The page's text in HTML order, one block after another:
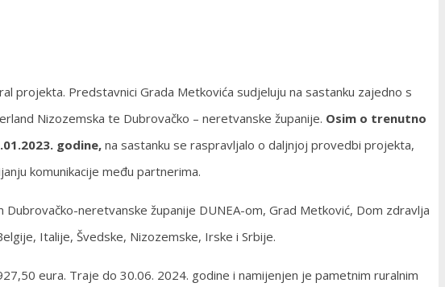
projekta. Predstavnici Grada Metkovića sudjeluju na sastanku zajedno s
Nizozemska te Dubrovačko – neretvanske županije. Osim o trenutno
godine,na sastanku se raspravljalo o daljnjoj provedbi projekta,
komunikacije među partnerima.
neretvanske županije DUNEA-om, Grad Metković, Dom zdravlja
Italije, Švedske, Nizozemske, Irske i Srbije.
eura. Traje do 30.06. 2024. godine i namijenjen je pametnim ruralnim